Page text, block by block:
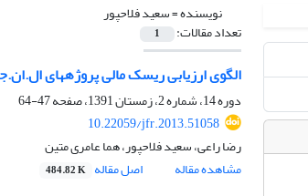
نویسنده =سعید فلاح‎پور
تعداد مقالات: 1
الگوی ارزیابی ریسک مالی پروژه‎های ال.ان.جی. (مورد کاربردی: پروژه‎ی ایران ال.ان.جی.)
دوره 14، شماره 2، زمستان 1391، صفحه
47-64
10.22059/jfr.2013.51058
رضا راعی، سعید فلاح‎پور، هما عامری متین
مشاهده مقاله
اصل مقاله 484.82 K